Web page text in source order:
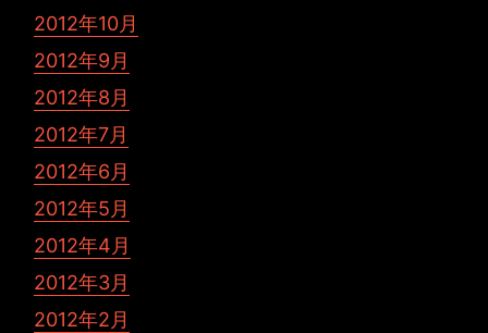
2012年10月
2012年9月
2012年8月
2012年7月
2012年6月
2012年5月
2012年4月
2012年3月
2012年2月